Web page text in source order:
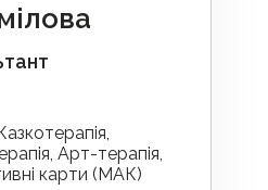
Арт-терапія,
карти (МАК)